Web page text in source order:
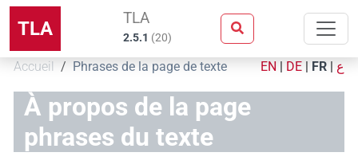
TLA TLA
2.5.1 (20)
Accueil Phrases de la page de texte EN | DE | FR | ع
À propos de la page
phrases du texte